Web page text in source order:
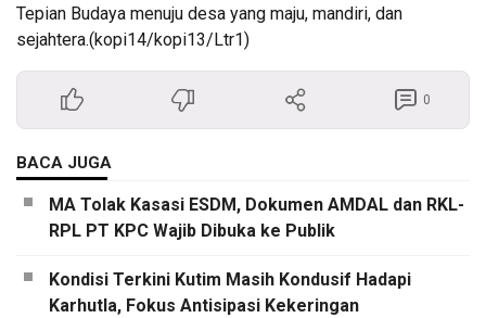
Tepian Budaya menuju desa yang maju, mandiri, dan
sejahtera.(kopi14/kopi13/Ltr1)
0
BACA JUGA
MA Tolak Kasasi ESDM, Dokumen AMDAL dan RKL-
RPL PT KPC Wajib Dibuka ke Publik
Kondisi Terkini Kutim Masih Kondusif Hadapi
Karhutla, Fokus Antisipasi Kekeringan